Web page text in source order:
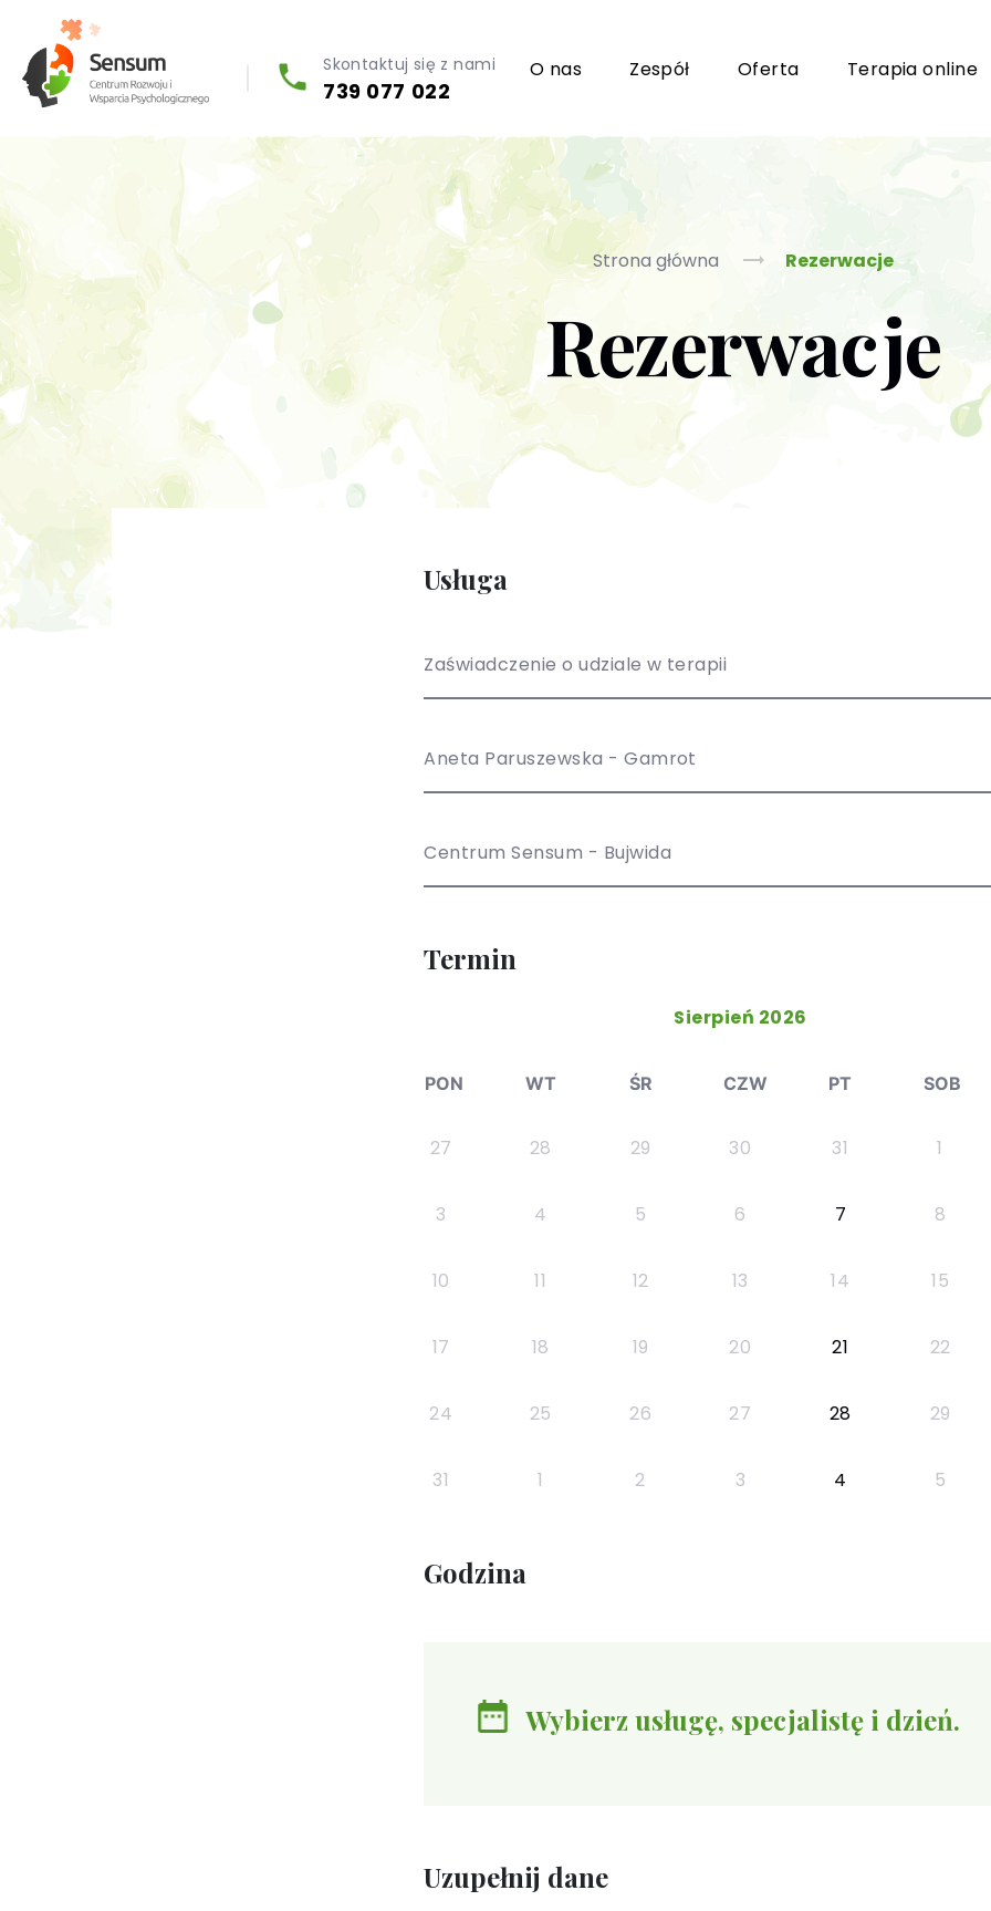
Skontaktuj się z nami
739 077 022
O nas Zespół Oferta Terapia online
Diagnoza psychologiczna (testy psychologiczne)
Konsultacja biegłego psychologa
Psychoterapia indywidualna (PL / EN)
Wsparcie dla firm
Grupy wsparcia i TUSy dla osób dorosłych
Poradnictwo seksuologiczne
Psychoterapia par i małżeństwa
Terapia uzależnień (PL / EN)
Strona główna Rezerwacje
Rezerwacje
Usługa
Zaświadczenie o udziale w terapii
Aneta Paruszewska - Gamrot
Centrum Sensum - Bujwida
Termin
Sierpień 2026
PON WT ŚR CZW PT SOB
27 28 29 30 31 1
3 4 5 6 7 8
10 11 12 13 14 15
17 18 19 20 21 22
24 25 26 27 28 29
31 1 2 3 4 5
Godzina
Wybierz usługę, specjalistę i dzień.
Uzupełnij dane